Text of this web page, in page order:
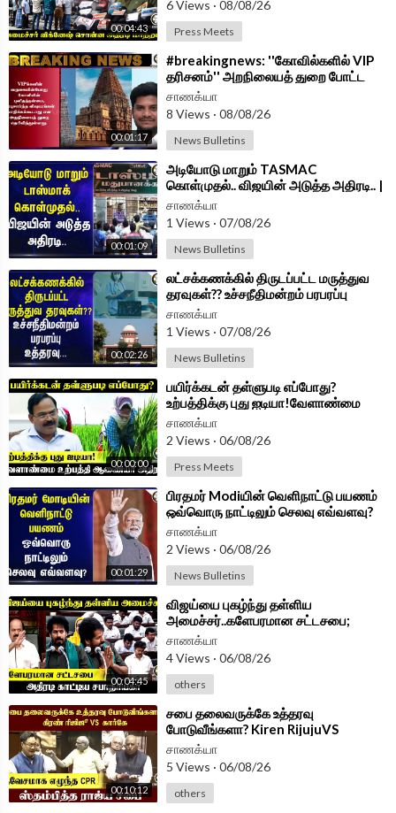
Android App -https://play.google.com/store/....apps/details?id=
com.
00:04:43
6 Views · 08/08/26
Press Meets
00:01:17
⁣#breakingnews: ''கோவில்களில் VIP
தரிசனம்'' அறநிலையத் துறை போட்ட
Strict ஆன உத்தரவு!!
சாணக்யா
8 Views · 08/08/26
News Bulletins
00:01:09
⁣அடியோடு மாறும் TASMAC
கொள்முதல்.. விஜயின் அடுத்த அதிரடி.. |
Minister Vignesh | TVK | TN Govt
சாணக்யா
1 Views · 07/08/26
News Bulletins
00:02:26
⁣லட்சக்கணக்கில் திருடப்பட்ட மருத்துவ
தரவுகள்?? உச்சநீதிமன்றம் பரபரப்பு
உத்தரவு... | Vitraya
சாணக்யா
1 Views · 07/08/26
News Bulletins
00:00:00
⁣பயிர்க்கடன் தள்ளுபடி எப்போது?
உற்பத்திக்கு புது ஐடியா!வேளாண்மை
உற்பத்தி ஆணையர் அதிரடி | TVK Govt
சாணக்யா
2 Views · 06/08/26
Press Meets
00:01:29
⁣பிரதமர் Modiயின் வெளிநாட்டு பயணம்
ஒவ்வொரு நாட்டிலும் செலவு எவ்வளவு?
சாணக்யா
2 Views · 06/08/26
News Bulletins
00:04:45
⁣விஜய்யை புகழ்ந்து தள்ளிய
அமைச்சர்..களேபரமான சட்டசபை;
அதிரடி காட்டிய சபாநாயகர் | TN
Assembly 2026
சாணக்யா
4 Views · 06/08/26
others
00:10:12
⁣சபை தலைவருக்கே உத்தரவு
போடுவீங்களா? Kiren RijujuVS
கார்கே,ஆவேசமாக எழுந்த
CPRadhakrishnan |Parliament
சாணக்யா
5 Views · 06/08/26
others